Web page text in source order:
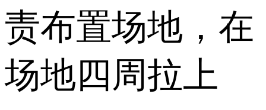
责布置场地，在
场地四周拉上